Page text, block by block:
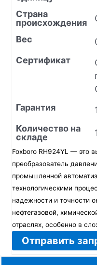
Страна
происхождения
Вес
Сертификат
Гарантия
Количество на
складе
Foxboro RH924YL — это
преобразователь
промышленной
технологическими
надежности и точности
нефтегазовой,
отраслях, особенно в
Отправить